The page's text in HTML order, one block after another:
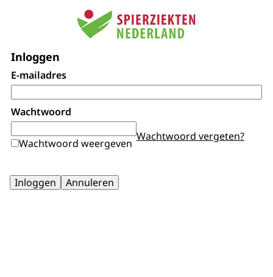
Inloggen
E-mailadres
Wachtwoord
Wachtwoord weergeven
Wachtwoord vergeten?
Inloggen Annuleren